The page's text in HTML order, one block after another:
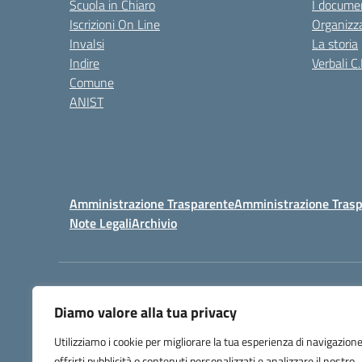
Diamo valore alla tua privacy
Utilizziamo i cookie per migliorare la tua esperienza di
Scuola in Chiaro
Iscrizioni On Line
Invalsi
Indire
Comune
ANIST
I
La storia
Verbali
Amministrazione TrasparenteAmministrazione
Note LegaliArchivio